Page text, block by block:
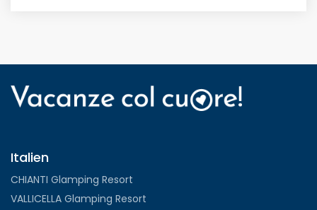
Italien
CHIANTI Glamping Resort
VALLICELLA Glamping Resort